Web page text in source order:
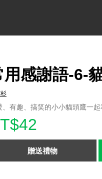
用感謝語-6-
、有趣、搞笑的小小貓頭鷹一起
贈送禮物